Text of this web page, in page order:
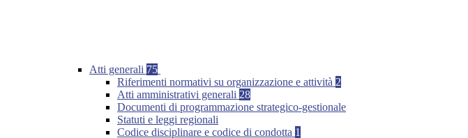
Atti generali 75
Riferimenti normativi su organizzazione e attività 2
Atti amministrativi generali 28
Documenti di programmazione strategico-gestionale
Statuti e leggi regionali
Codice disciplinare e codice di condotta 1